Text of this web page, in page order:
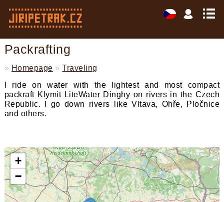
Packrafting
» Homepage » Traveling
I ride on water with the lightest and most compact
packraft Klymit LiteWater Dinghy on rivers in the Czech
Republic. I go down rivers like Vltava, Ohře, Pločnice
and others.
+
−